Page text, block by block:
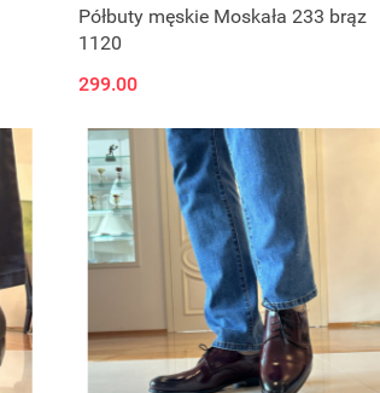
Półbuty męskie Moskała 233 brąz
1120
299.00